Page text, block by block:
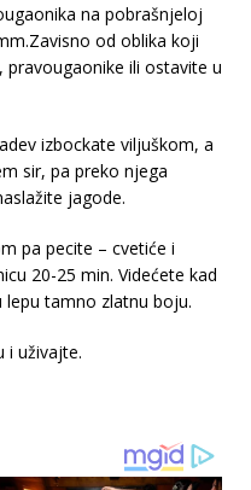
na pobrašnjeloj
od oblika koji
ili ostavite u
izbockate viljuškom, a
sir, pa preko njega
jagode.
pa pecite – cvetiće i
20-25 min. Videćete kad
tamno zlatnu boju.
i uživajte.